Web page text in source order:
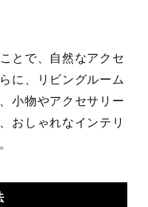
ことで、自然なアクセ
に、リビングルーム
小物やアクセサリー
おしゃれなインテリ